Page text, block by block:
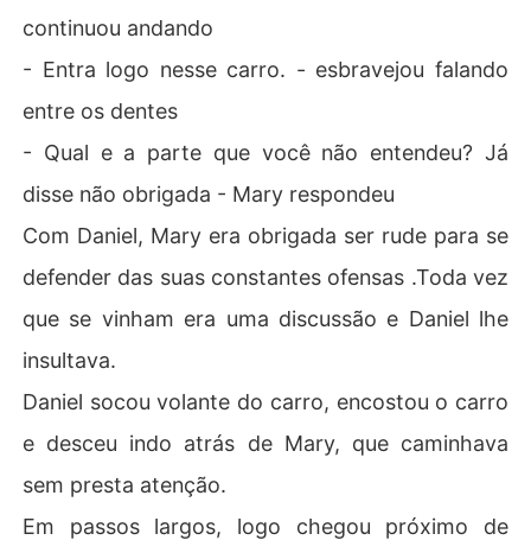
continuou andando
- Entra logo nesse carro. - esbravejou falando
entre os dentes
- Qual e a parte que você não entendeu? Já
disse não obrigada - Mary respondeu
Com Daniel, Mary era obrigada ser rude para se
defender das suas constantes ofensas .Toda vez
que se vinham era uma discussão e Daniel lhe
insultava.
Daniel socou volante do carro, encostou o carro
e desceu indo atrás de Mary, que caminhava
sem presta atenção.
Em passos largos, logo chegou próximo de